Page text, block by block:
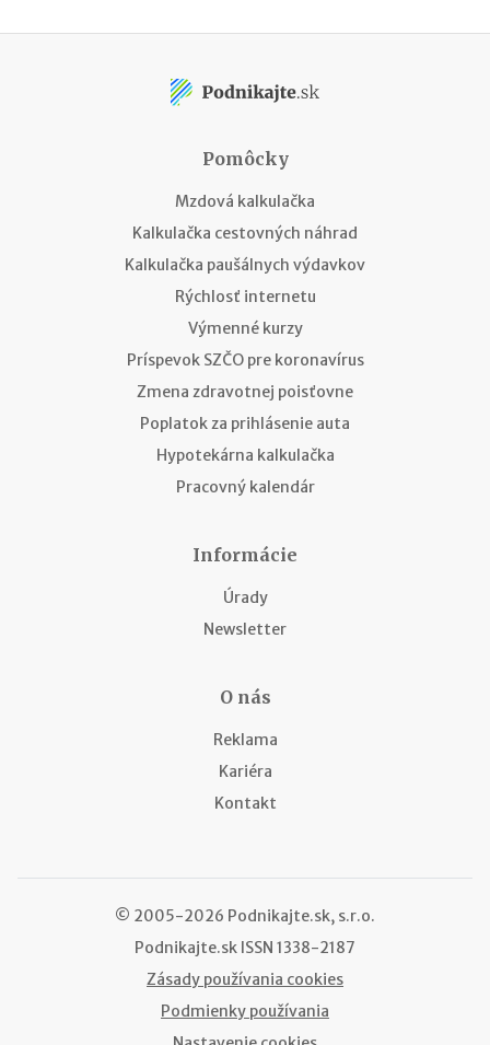
Pomôcky
Mzdová kalkulačka
Kalkulačka cestovných náhrad
Kalkulačka paušálnych výdavkov
Rýchlosť internetu
Výmenné kurzy
Príspevok SZČO pre koronavírus
Zmena zdravotnej poisťovne
Poplatok za prihlásenie auta
Hypotekárna kalkulačka
Pracovný kalendár
Informácie
Úrady
Newsletter
O nás
Reklama
Kariéra
Kontakt
© 2005-2026 Podnikajte.sk, s.r.o.
Podnikajte.sk ISSN 1338-2187
Zásady používania cookies
Podmienky používania